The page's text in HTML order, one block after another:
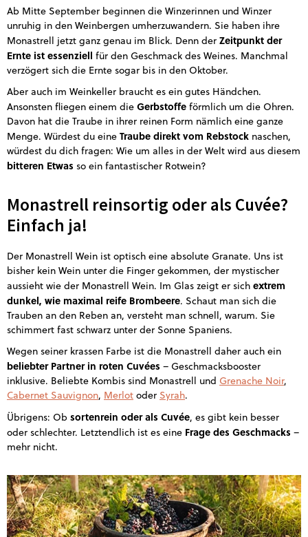
Ab Mitte September beginnen die Winzerinnen und Winzer
unruhig in den Weinbergen umherzuwandern. Sie haben ihre
Monastrell jetzt ganz genau im Blick. Denn der Zeitpunkt der
Ernte ist essenziell für den Geschmack des Weines. Manchmal
verzögert sich die Ernte sogar bis in den Oktober.
Aber auch im Weinkeller braucht es ein gutes Händchen.
Ansonsten fliegen einem die Gerbstoffe förmlich um die Ohren.
Davon hat die Traube in ihrer reinen Form nämlich eine ganze
Menge. Würdest du eine Traube direkt vom Rebstock naschen,
würdest du dich fragen: Wie um alles in der Welt wird aus diesem
bitteren Etwas so ein fantastischer Rotwein?
Monastrell reinsortig oder als Cuvée?
Einfach ja!
Der Monastrell Wein ist optisch eine absolute Granate. Uns ist
bisher kein Wein unter die Finger gekommen, der mystischer
aussieht wie der Monastrell Wein. Im Glas zeigt er sich extrem
dunkel, wie maximal reife Brombeere. Schaut man sich die
Trauben an den Reben an, versteht man schnell, warum. Sie
schimmert fast schwarz unter der Sonne Spaniens.
Wegen seiner krassen Farbe ist die Monastrell daher auch ein
beliebter Partner in roten Cuvées – Geschmacksbooster
inklusive. Beliebte Kombis sind Monastrell und Grenache Noir,
Cabernet Sauvignon, Merlot oder Syrah.
Übrigens: Ob sortenrein oder als Cuvée, es gibt kein besser
oder schlechter. Letztendlich ist es eine Frage des Geschmacks –
mehr nicht.